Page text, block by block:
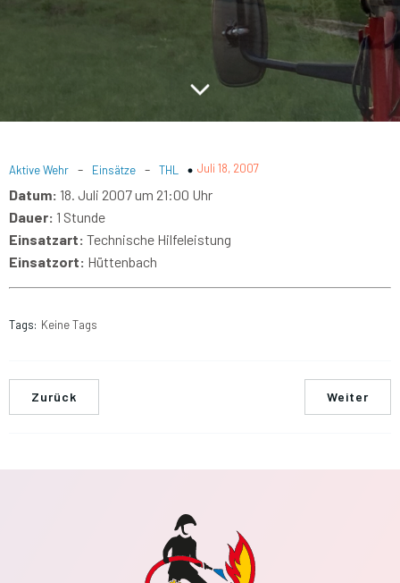
Aktive Wehr - Einsätze - THL Juli 18, 2007
Datum: 18. Juli 2007 um 21:00 Uhr
Dauer: 1 Stunde
Einsatzart: Technische Hilfeleistung
Einsatzort: Hüttenbach
Tags: Keine Tags
Zurück Weiter